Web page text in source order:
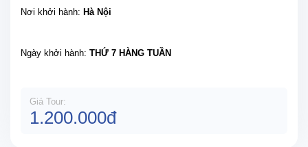
Nơi khởi hành: Hà Nội
Ngày khởi hành: THỨ 7 HÀNG TUẦN
Giá Tour:
1.200.000đ